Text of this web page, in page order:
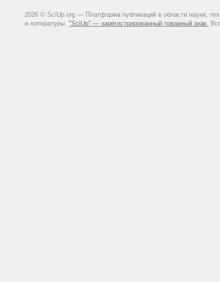
2026 © SciUp.org — Платформа публикаций в области науки,
и литературы. "SciUp" — зарегистрированный товарный знак.